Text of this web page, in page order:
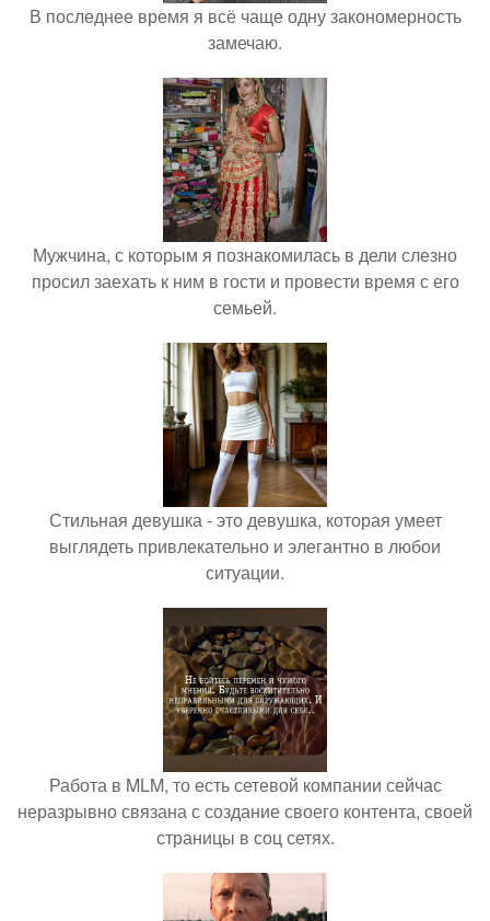
В последнее время я всё чаще одну закономерность
замечаю.
Мужчина, с которым я познакомилась в дели слезно
просил заехать к ним в гости и провести время с его
семьей.
Стильная девушка - это девушка, которая умеет
выглядеть привлекательно и элегантно в любои
ситуации.
Работа в MLM, то есть сетевой компании сейчас
неразрывно связана с создание своего контента, своей
страницы в соц сетях.